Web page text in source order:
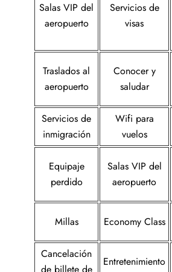
Salas VIP del
aeropuerto
Servicios de
visas
Traslados al
aeropuerto
Conocer y
saludar
Servicios de
inmigración
Wifi para
vuelos
Equipaje
perdido
Salas VIP del
aeropuerto
Millas Economy Class
Cancelación
Entretenimiento